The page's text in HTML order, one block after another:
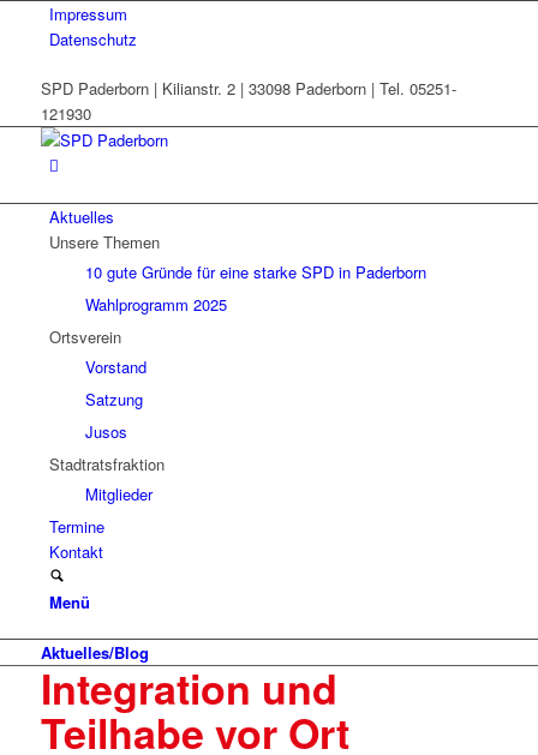
Impressum
Datenschutz
SPD Paderborn | Kilianstr. 2 | 33098 Paderborn | Tel. 05251-
121930
Aktuelles
Unsere Themen
10 gute Gründe für eine starke SPD in Paderborn
Wahlprogramm 2025
Ortsverein
Vorstand
Satzung
Jusos
Stadtratsfraktion
Mitglieder
Termine
Kontakt
Menü
Aktuelles/Blog
Integration und
Teilhabe vor Ort